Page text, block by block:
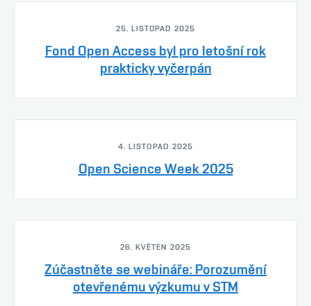
25. LISTOPAD 2025
Fond Open Access byl pro letošní rok
prakticky vyčerpán
4. LISTOPAD 2025
Open Science Week 2025
26. KVĚTEN 2025
Zúčastněte se webináře: Porozumění
otevřenému výzkumu v STM